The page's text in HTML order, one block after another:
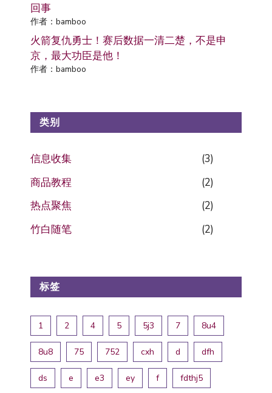
回事
作者：bamboo
火箭复仇勇士！赛后数据一清二楚，不是申
京，最大功臣是他！
作者：bamboo
类别
信息收集
(3)
商品教程
(2)
热点聚焦
(2)
竹白随笔
(2)
标签
1 2 4 5 5j3 7 8u4
8u8 75 752 cxh d dfh
ds e e3 ey f fdthj5